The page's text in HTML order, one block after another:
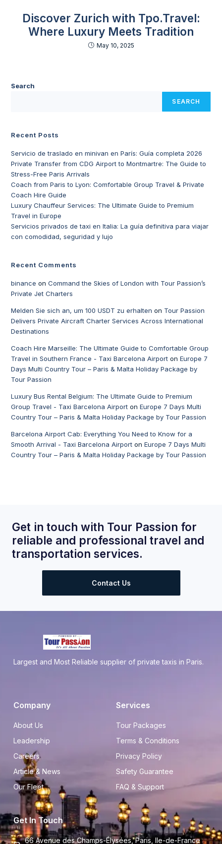
Discover Zurich with Tpo.Travel:
Where Luxury Meets Tradition
May 10, 2025
Search
SEARCH
Recent Posts
Servicio de traslado en minivan en París: Guía completa 2026
Private Transfer from CDG Airport to Montmartre: The Guide to
Stress-Free Paris Arrivals
Coach from Paris to Lyon: Comfortable Group Travel & Private
Coach Hire Guide
Luxury Chauffeur Services: The Ultimate Guide to Premium
Travel in Europe
Servicios privados de taxi en Italia: La guía definitiva para viajar
con comodidad, seguridad y lujo
Recent Comments
binance onCommand the Skies of London with Tour Passion’s
Private Jet Charters
Melden Sie sich an, um 100 USDT zu erhalten on Tour Passion
Delivers Private Aircraft Charter Services Across International
Destinations
Coach Hire Marseille: The Ultimate Guide to Comfortable Group
Travel in Southern France - Taxi Barcelona Airport onEurope 7
Days Multi Country Tour – Paris & Malta Holiday Package by
Tour Passion
Luxury Bus Rental Belgium: The Ultimate Guide to Premium
Group Travel - Taxi Barcelona Airport onEurope 7 Days Multi
Country Tour – Paris & Malta Holiday Package by Tour Passion
Barcelona Airport Cab: Everything You Need to Know for a
Smooth Arrival - Taxi Barcelona Airport onEurope 7 Days Multi
Country Tour – Paris & Malta Holiday Package by Tour Passion
Get in touch with Tour Passion for
reliable and professional travel and
transportation services.
Contact Us
Largest and Most Reliable supplier of private taxis in Paris.
Company
About Us
Leadership
Careers
Article & News
Our Fleet
Services
Tour Packages
Terms & Conditions
Privacy Policy
Safety Guarantee
FAQ & Support
Get In Touch
66 Avenue des Champs-Élysées, Paris, Ile-de-France